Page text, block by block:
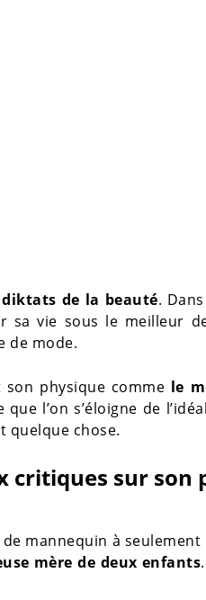
diktats de la beauté.
vie sous le meilleur
de mode.
physique comme le
l’on s’éloigne de
quelque chose.
critiques sur son
mannequin à seulement
mère de deux enfants